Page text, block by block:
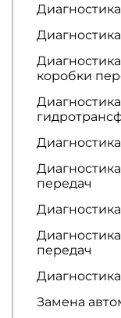
коробки
передач
передач
Замена